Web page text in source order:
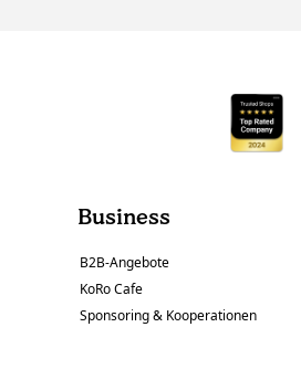
Business
B2B-Angebote
KoRo Cafe
Sponsoring & Kooperationen